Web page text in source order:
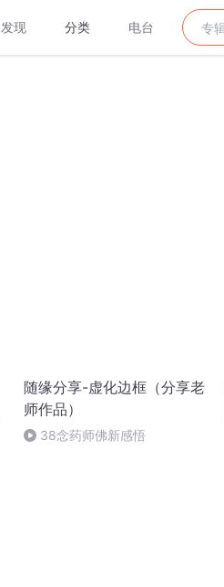
发现 分类 电台
随缘分享-虚化边框（分享老
师作品）
38念药师佛新感悟